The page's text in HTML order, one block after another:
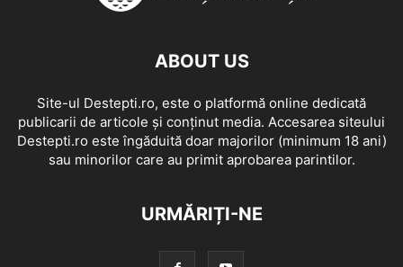
ABOUT US
Site-ul Destepti.ro, este o platformă online dedicată
publicarii de articole și conținut media. Accesarea siteului
Destepti.ro este îngăduită doar majorilor (minimum 18 ani)
sau minorilor care au primit aprobarea parintilor.
URMĂRIȚI-NE